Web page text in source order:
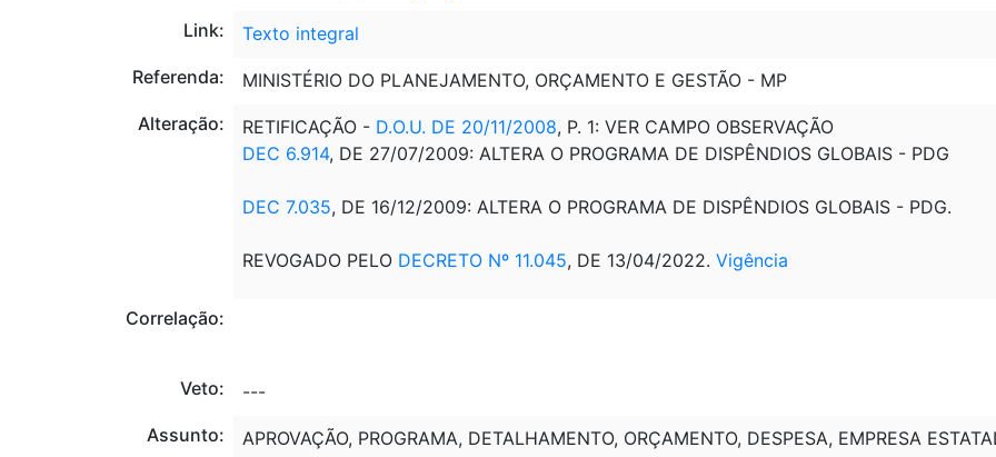
Link:
Texto integral
Referenda:
MINISTÉRIO DO PLANEJAMENTO, ORÇAMENTO E GESTÃO - MP
Alteração:
RETIFICAÇÃO - D.O.U. DE 20/11/2008, P. 1: VER CAMPO OBSERVAÇÃO
DEC 6.914, DE 27/07/2009: ALTERA O PROGRAMA DE DISPÊNDIOS GLOBAIS - PDG
DEC 7.035, DE 16/12/2009: ALTERA O PROGRAMA DE DISPÊNDIOS GLOBAIS - PDG.
REVOGADO PELO DECRETO Nº 11.045, DE 13/04/2022. Vigência
Correlação:
Veto:
---
Assunto:
APROVAÇÃO, PROGRAMA, DETALHAMENTO, ORÇAMENTO, DESPESA, EMPRESA